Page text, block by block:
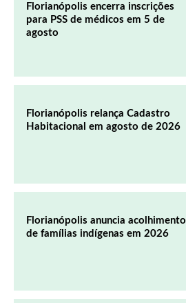
Florianópolis encerra inscrições
para PSS de médicos em 5 de
agosto
Florianópolis relança Cadastro
Habitacional em agosto de 2026
Florianópolis anuncia acolhimento
de famílias indígenas em 2026